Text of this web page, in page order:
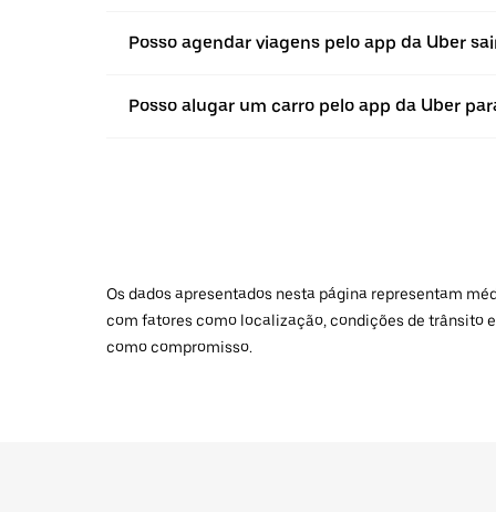
Posso agendar viagens pelo app da Uber
Posso alugar um carro pelo app da Uber
Os dados apresentados nesta página representam
com fatores como localização, condições de trânsito
como compromisso.